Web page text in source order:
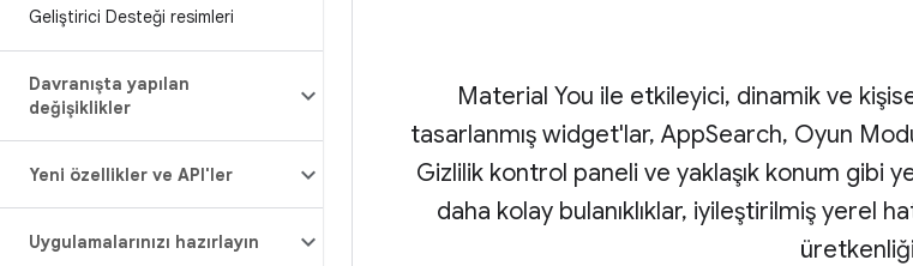
Geliştirici Desteği resimleri
Davranışta yapılan
değişiklikler
Yeni özellikler ve API'ler
Uygulamalarınızı hazırlayın
Material You ile etkileyici, dinamik ve
tasarlanmış widget'lar, AppSearch, Oyun
Gizlilik kontrol paneli ve yaklaşık konum gibi
daha kolay bulanıklıklar, iyileştirilmiş yerel